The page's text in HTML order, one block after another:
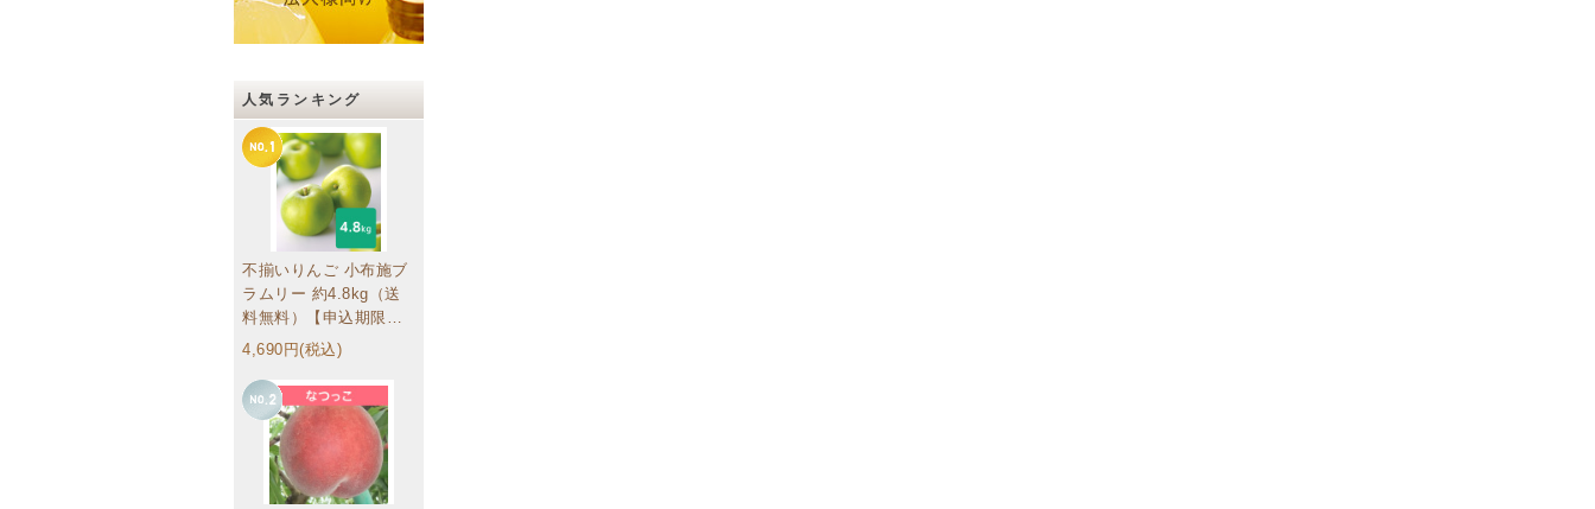
人気ランキング
不揃いりんご 小布施ブ
ラムリー 約4.8kg（送
料無料）【申込期限：9
月16日まで】訳あり家
庭用ミックス
4,690円(税込)